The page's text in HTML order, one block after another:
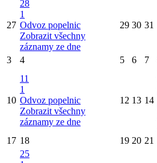
27
28
1
Odvoz popelnic
Zobrazit všechny
záznamy ze dne
29 30 31
3 4 5 6 7
10
11
1
Odvoz popelnic
Zobrazit všechny
záznamy ze dne
12 13 14
17 18 19 20 21
25